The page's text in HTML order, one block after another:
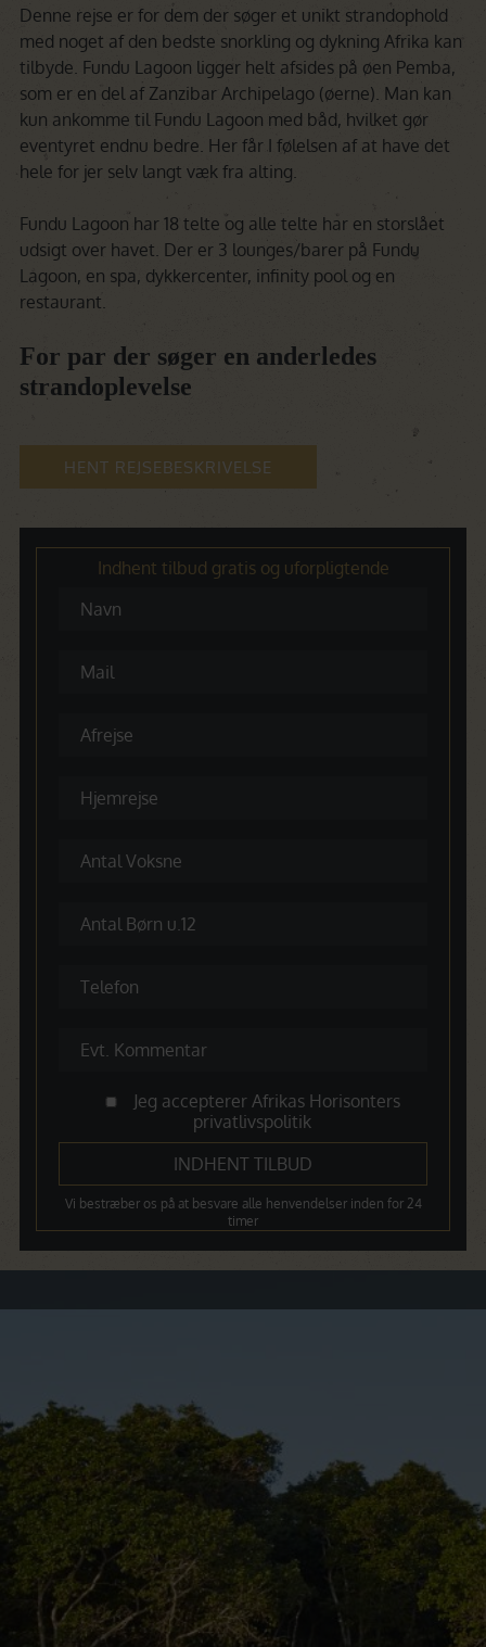
Denne rejse er for dem der søger et unikt strandophold
med noget af den bedste snorkling og dykning Afrika kan
tilbyde. Fundu Lagoon ligger helt afsides på øen Pemba,
som er en del af Zanzibar Archipelago (øerne). Man kan
kun ankomme til Fundu Lagoon med båd, hvilket gør
eventyret endnu bedre. Her får I følelsen af at have det
hele for jer selv langt væk fra alting.
Fundu Lagoon har 18 telte og alle telte har en storslået
udsigt over havet. Der er 3 lounges/barer på Fundu
Lagoon, en spa, dykkercenter, infinity pool og en
restaurant.
For par der søger en anderledes
strandoplevelse
HENT REJSEBESKRIVELSE
Indhent tilbud gratis og uforpligtende
Jeg accepterer Afrikas Horisonters
privatlivspolitik
Vi bestræber os på at besvare alle henvendelser inden for 24
timer
Dagsprogram
Dag 2 – Ankomst til Pemba
Dag 3 – Pemba
Dag 4 – Pemba
Dag 5 – Pemba
Dag 6 – Pemba